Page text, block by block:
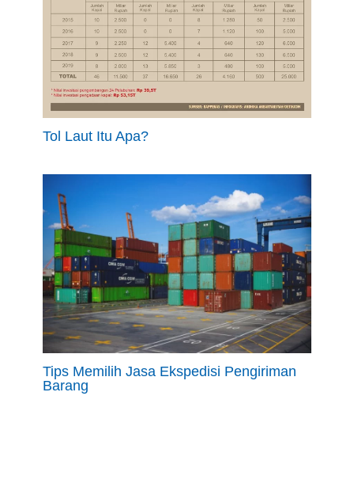
Tol Laut Itu Apa?
Tips Memilih Jasa Ekspedisi Pengiriman
Barang